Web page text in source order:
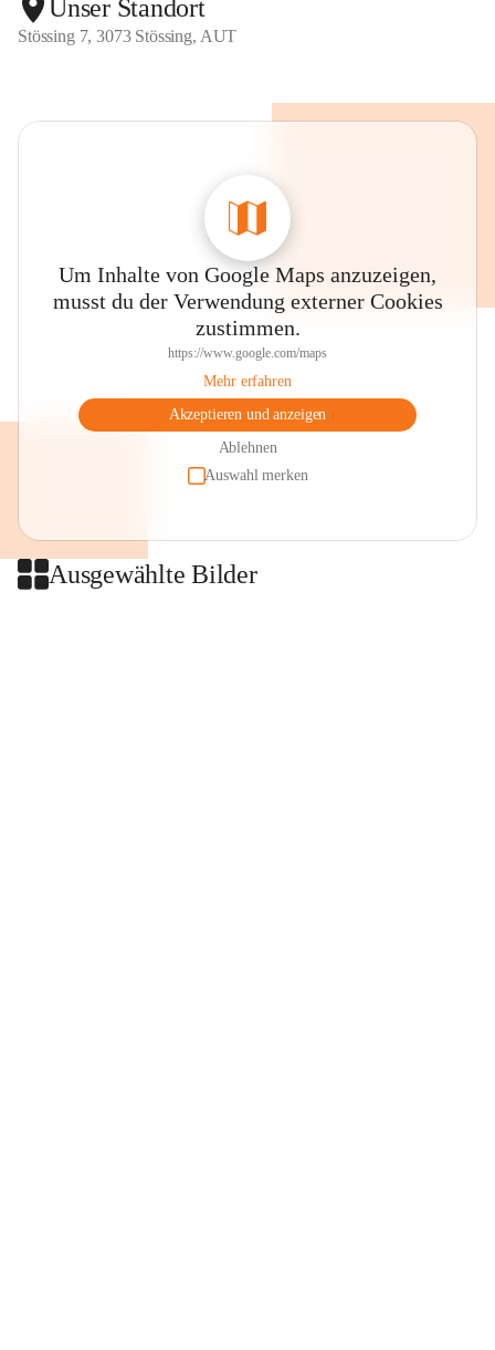
Unser Standort
Stössing 7, 3073 Stössing, AUT
Um Inhalte von Google Maps anzuzeigen,
musst du der Verwendung externer Cookies
zustimmen.
https://www.google.com/maps
Mehr erfahren
Akzeptieren und anzeigen
Ablehnen
Auswahl merken
Ausgewählte Bilder